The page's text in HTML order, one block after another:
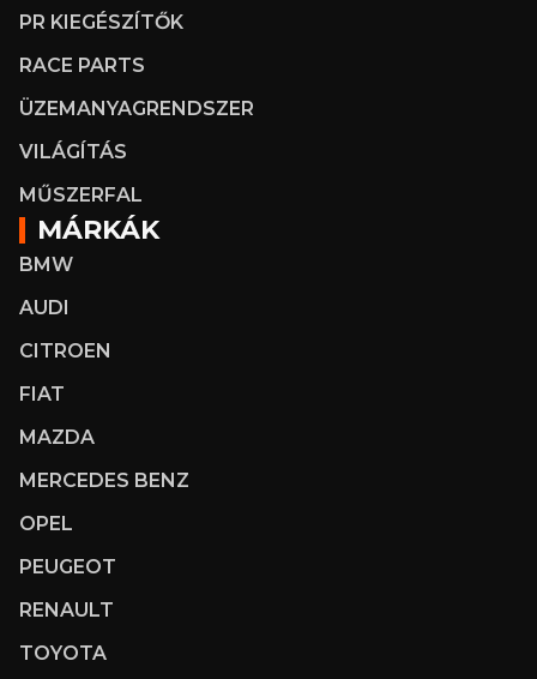
PR KIEGÉSZÍTŐK
RACE PARTS
ÜZEMANYAGRENDSZER
VILÁGÍTÁS
MŰSZERFAL
MÁRKÁK
BMW
AUDI
CITROEN
FIAT
MAZDA
MERCEDES BENZ
OPEL
PEUGEOT
RENAULT
TOYOTA